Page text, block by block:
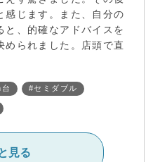
感じます。また、自分の
と、的確なアドバイスを
められました。店頭で直
#セミダブル
見る